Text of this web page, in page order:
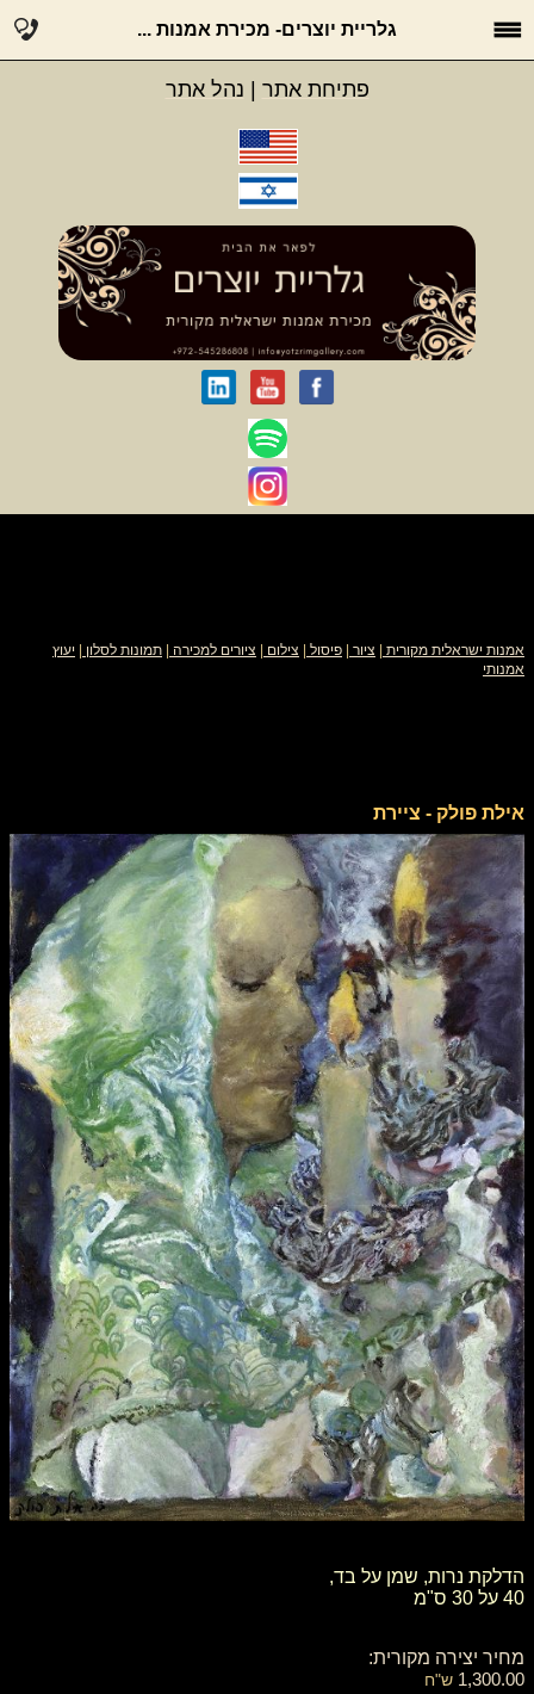
גלריית יוצרים- מכירת אמנות ...
פתיחת אתר נהל אתר
אמנות ישראלית מקורית ציור פיסול צילום ציורים למכירה תמונות לסלון
יעוץ
אמנותי
אילת פולק - ציירת
הדלקת נרות, שמן על בד,
40 על 30 ס"מ
מחיר יצירה מקורית:
1,300.00 ש"ח